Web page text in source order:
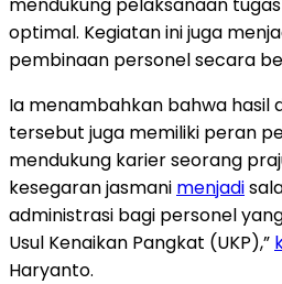
optimal. Kegiatan ini juga
pembinaan personel secara
Ia menambahkan bahwa hasil
tersebut juga memiliki peran
mendukung karier seorang
kesegaran jasmani menjadi
administrasi bagi personel
Usul Kenaikan Pangkat (UKP),”
Haryanto.